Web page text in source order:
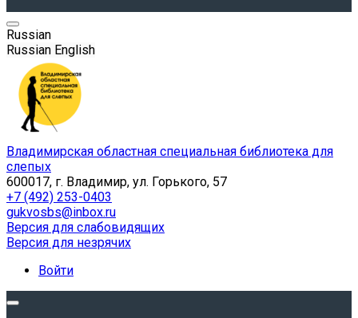
Russian
Russian English
Владимирская областная специальная библиотека для
слепых
600017, г. Владимир, ул. Горького, 57
+7 (492) 253-0403
gukvosbs@inbox.ru
Версия для слабовидящих
Версия для незрячих
Войти